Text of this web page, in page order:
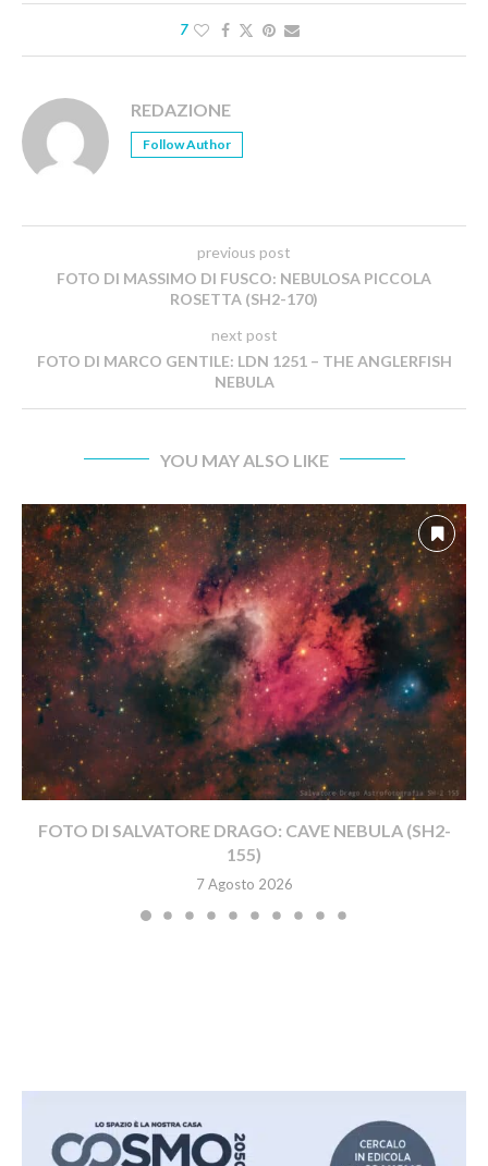
7
REDAZIONE
Follow Author
previous post
FOTO DI MASSIMO DI FUSCO: NEBULOSA PICCOLA
ROSETTA (SH2-170)
next post
FOTO DI MARCO GENTILE: LDN 1251 – THE ANGLERFISH
NEBULA
YOU MAY ALSO LIKE
FOTO DI SALVATORE DRAGO: CAVE NEBULA (SH2-
155)
7 Agosto 2026